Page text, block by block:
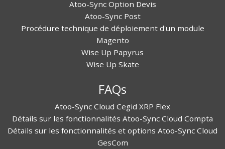
Atoo-Sync Option Devis
Atoo-Sync Post
Procédure technique de déploiement d'un module
Magento
Wise Up Papyrus
Wise Up Skate
FAQs
Atoo-Sync Cloud Cegid XRP Flex
Détails sur les fonctionnalités Atoo-Sync Cloud Compta
Détails sur les fonctionnalités et options Atoo-Sync Cloud
GesCom